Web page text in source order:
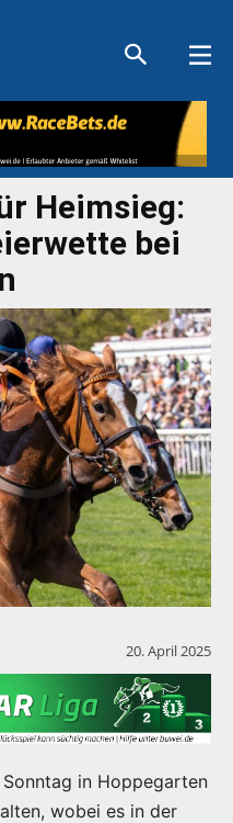
Heimsieg:
bei
20. April 2025
in Hoppegarten
wobei es in der